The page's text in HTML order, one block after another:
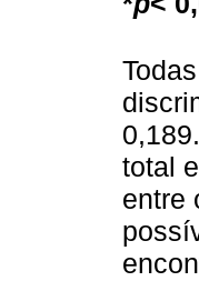
total
entre